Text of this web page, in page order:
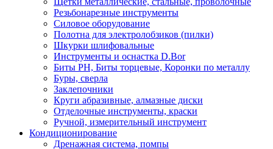
Резьбонарезные инструменты
Силовое оборудование
Полотна для электролобзиков (пилки)
Шкурки шлифовальные
Инструменты и оснастка D.Bor
Биты PH, Биты торцевые, Коронки по металлу
Буры, сверла
Заклепочники
Круги абразивные, алмазные диски
Отделочные инструменты, краски
Ручной, измерительный инструмент
Кондиционирование
Дренажная система, помпы